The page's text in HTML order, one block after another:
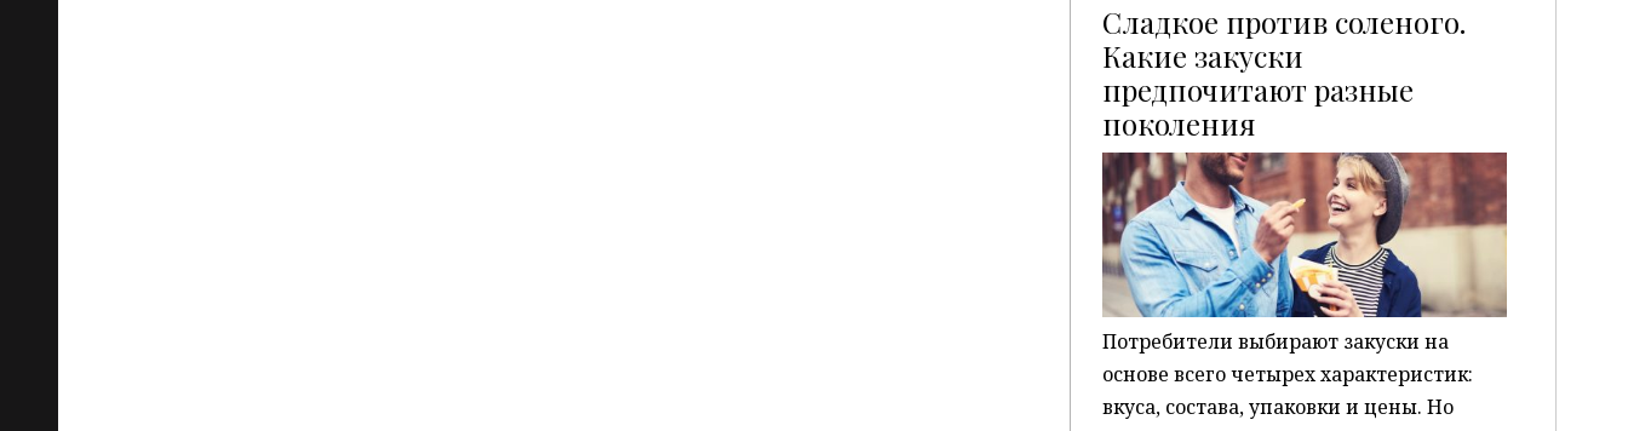
Сладкое против соленого.
Какие закуски
предпочитают разные
поколенияP
Потребители выбирают закуски на
основе всего четырех характеристик:
вкуса, состава, упаковки и цены. Но